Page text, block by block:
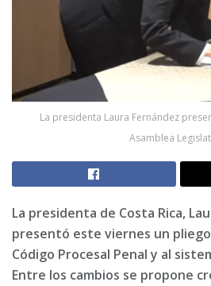
La presidenta Laura Fernández
Asamblea
La presidenta de Costa Rica,
presentó este viernes un
Código Procesal Penal y al
Entre los cambios se propone